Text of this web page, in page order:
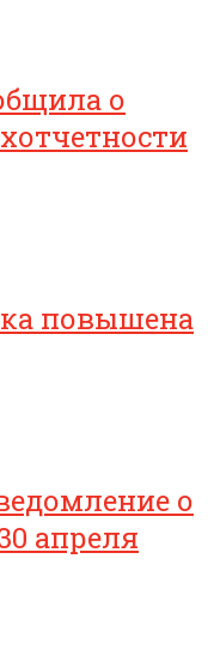
о
повышена
о
апреля